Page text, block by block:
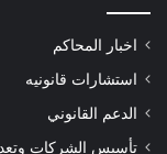
اخبار المحاكم
استشارات قانونيه
الدعم القانوني
تأسيس الشركات